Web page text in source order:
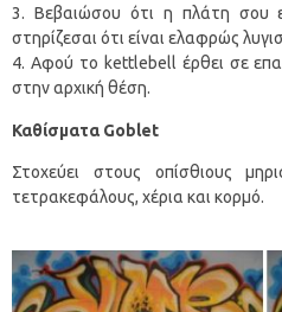
Βεβαιώσου ότι η πλάτη σου
στηρίζεσαι ότι είναι ελαφρώς
Αφού το kettlebell έρθει σε
στην αρχική θέση.
Καθίσματα Goblet
Στοχεύει στους οπίσθιους
τετρακεφάλους, χέρια και κορμό.